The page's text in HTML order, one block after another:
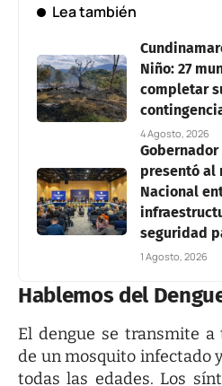
Lea también
Niño: 27
completar
4 Agosto, 2026
presentó al
Nacional
seguridad
1 Agosto, 2026
Hablemos del
El dengue se transmite
de un mosquito infectado
todas las edades. Los